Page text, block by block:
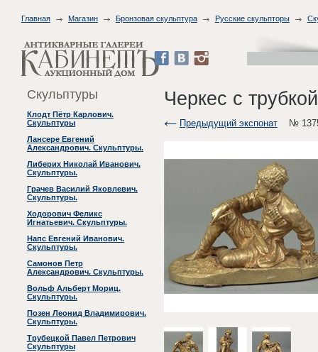
Главная Магазин Бронзовая скульптура Русские скульпторы
Скульптуры
Клодт Пётр Карлович.
Скульптуры
Лансере Евгений
Александрович. Скульптуры.
Либерих Николай Иванович.
Скульптуры.
Грачев Василий Яковлевич.
Скульптуры.
Ходорович Феликс
Игнатьевич. Скульптуры.
Напс Евгений Иванович.
Скульптуры.
Самонов Петр
Александрович. Скульптуры.
Вольф Альберт Мориц.
Скульптуры.
Позен Леонид Владимирович.
Скульптуры.
Трубецкой Павел Петрович
Скульптуры
Черкес с трубкой
Предыдущий экспонат№